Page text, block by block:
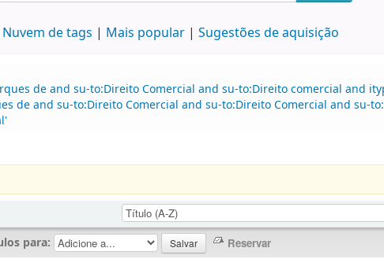
Nuvem de tags Mais popular Sugestões de aquisição
de and su-to:Direito Comercial and su-to:Direito comercial and
de and su-to:Direito Comercial and su-to:Direito Comercial and su-
para: